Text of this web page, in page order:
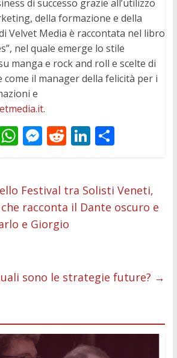
di successo grazie all’utilizzo
della formazione e della
Velvet Media è raccontata nel libro
nel quale emerge lo stile
manga e rock and roll e scelte di
il manager della felicità per i
e
.
W
s
A
p
M
e
n
g
R
di
t
Li
e
dI
C
di
vi
Festival tra Solisti Veneti,
racconta il Dante oscuro e
e Giorgio
sono le strategie future? →